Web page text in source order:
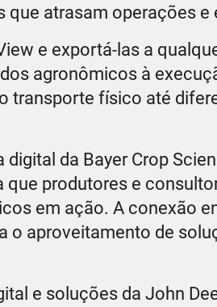
atrasam operações e
e exportá-las a
agronômicos à
transporte físico até
da Bayer Crop
produtores e
em ação. A conexão
o aproveitamento de
e soluções da John